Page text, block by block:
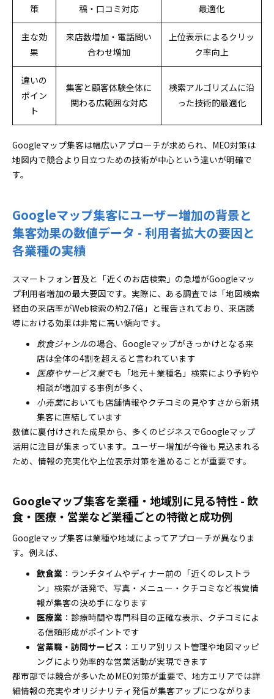
業種・業態・地域別のカスタムGoogleマップ集客戦略
Googleマップ集客で飲食店向けの差別化ポイント
とキラーフレーズ活用法 - 特徴的な施策やPR例
Googleマップ集客を医療・美容・サロン業界で活
Googleマップ集客を営業職・BtoBで使うマッピ
ングの実用技 - 営業効率化のための地図活用術
Googleマップ集客の上位表示後の活用術と新機能対応
完全ガイド
Googleマップ集客SEOとローカル検索順位維持の
決策
Googleマップ集客に便利な関連機能紹介と使い方
徹底マスター - 複数便利機能の有効な活用法
めの管理戦略
Googleマップ集客の立ち上げから運用フローの全
容 - 導入初期から安定運用までの流れ
準とメリット・デメリット - 経営判断のポイント
Googleマップ集客に店舗規模・商圏別 カスタム運
用プランの提案 - 状況による最適な管理プラン
Googleマップ集客の実例紹介と専門家コメントを
活用した現場感の共有 - 成功事例とリアルな声の
紹介
策
稿・口コミ対応
最適化
主な効
果
来店数増加・電話問い
合わせ増加
上位表示によるクリッ
ク率向上
違いの
ポイン
ト
集客と顧客体験全体に
関わる広範囲な対応
検索アルゴリズムに沿
った技術的最適化
Googleマップ集客は幅広いアプローチが求められ、MEO対策は
地図内で競合より目立つための技術が中心という違いが明確で
す。
Googleマップ集客にユーザー増加の背景と
集客効果の数値データ - 利用者拡大の要因と
各業種の実績
スマートフォン普及と「近くのお店検索」の急増がGoogleマッ
プ利用者増加の最大要因です。実際に、ある調査では「地図検索
経由の来店率がWeb検索の約2.7倍」と報告されており、来店誘
導における効果は非常に高い傾向です。
飲食ジャンルの場合、Googleマップがきっかけとなる来
店は全体の4割を超えると言われています
医療やサービス業でも「地元＋業種名」検索により予約や
相談が増加する事例が多く、
小売業においても店舗情報やクチコミの見やすさから新規
集客に直結しています
数値に裏付けされた成果から、多くのビジネスでGoogleマップ
活用に注目が集まっています。ユーザー増加が今後も見込まれる
ため、情報の充実化や上位表示対策を進めることが重要です。
Googleマップ集客を業種・地域別に見る特性 - 飲
食・医療・営業など業種ごとの特徴と成功例
Googleマップ集客は業種や地域によってアプローチが異なりま
す。例えば、
飲食業 ：ランチタイムやディナー前の「近くのレストラ
ン」検索が活発で、写真・メニュー・クチコミなど視覚情
報が集客の決め手になります
医療業 ：診療時間や専門科目の正確な表示、クチコミによ
る信頼形成がポイントです
営業職・訪問サービス ：エリア別リスト管理や地図マッピ
ングにより効率的な営業活動が実現できます
都市部では競合が多いためMEO対策が重要で、地方エリアでは詳
細情報の充実やオリジナリティ発信が集客アップにつながりま